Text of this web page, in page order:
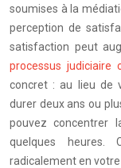
soumises à la
perception de
satisfaction peut
processus judiciaire
concret : au lieu de
durer deux ans ou
pouvez concentrer
quelques heures.
radicalement en votre